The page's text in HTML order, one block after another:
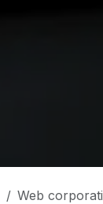
Web corporativo para